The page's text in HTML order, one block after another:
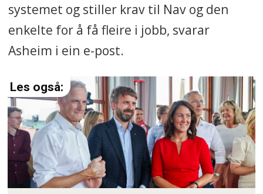
systemet og stiller krav til Nav og den
enkelte for å få fleire i jobb, svarar
Asheim i ein e-post.